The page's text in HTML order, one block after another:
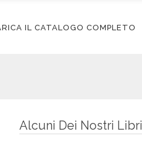
IL CATALOGO COMPLETO
Alcuni Dei Nostri Libri